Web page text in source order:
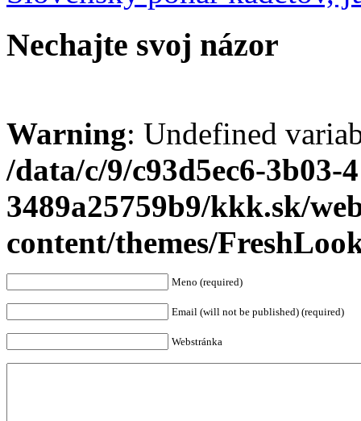
Nechajte svoj názor
Warning: Undefined
/data/c/9/c93d5ec6-3b03-
3489a25759b9/kkk.sk/
content/themes/
Meno (required)
Email (will not be published) (required)
Webstránka